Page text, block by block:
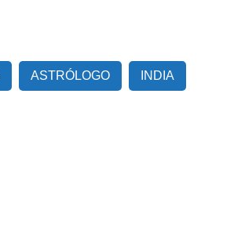
ASTRÓLOGO INDIA